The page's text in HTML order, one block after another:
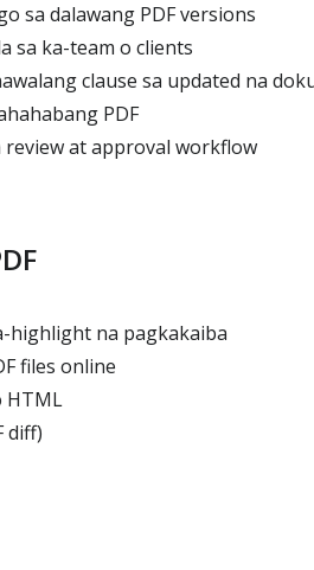
sa dalawang PDF versions
sa ka-team o clients
clause sa updated na
PDF
at approval workflow
highlight na pagkakaiba
files online
HTML
diff)